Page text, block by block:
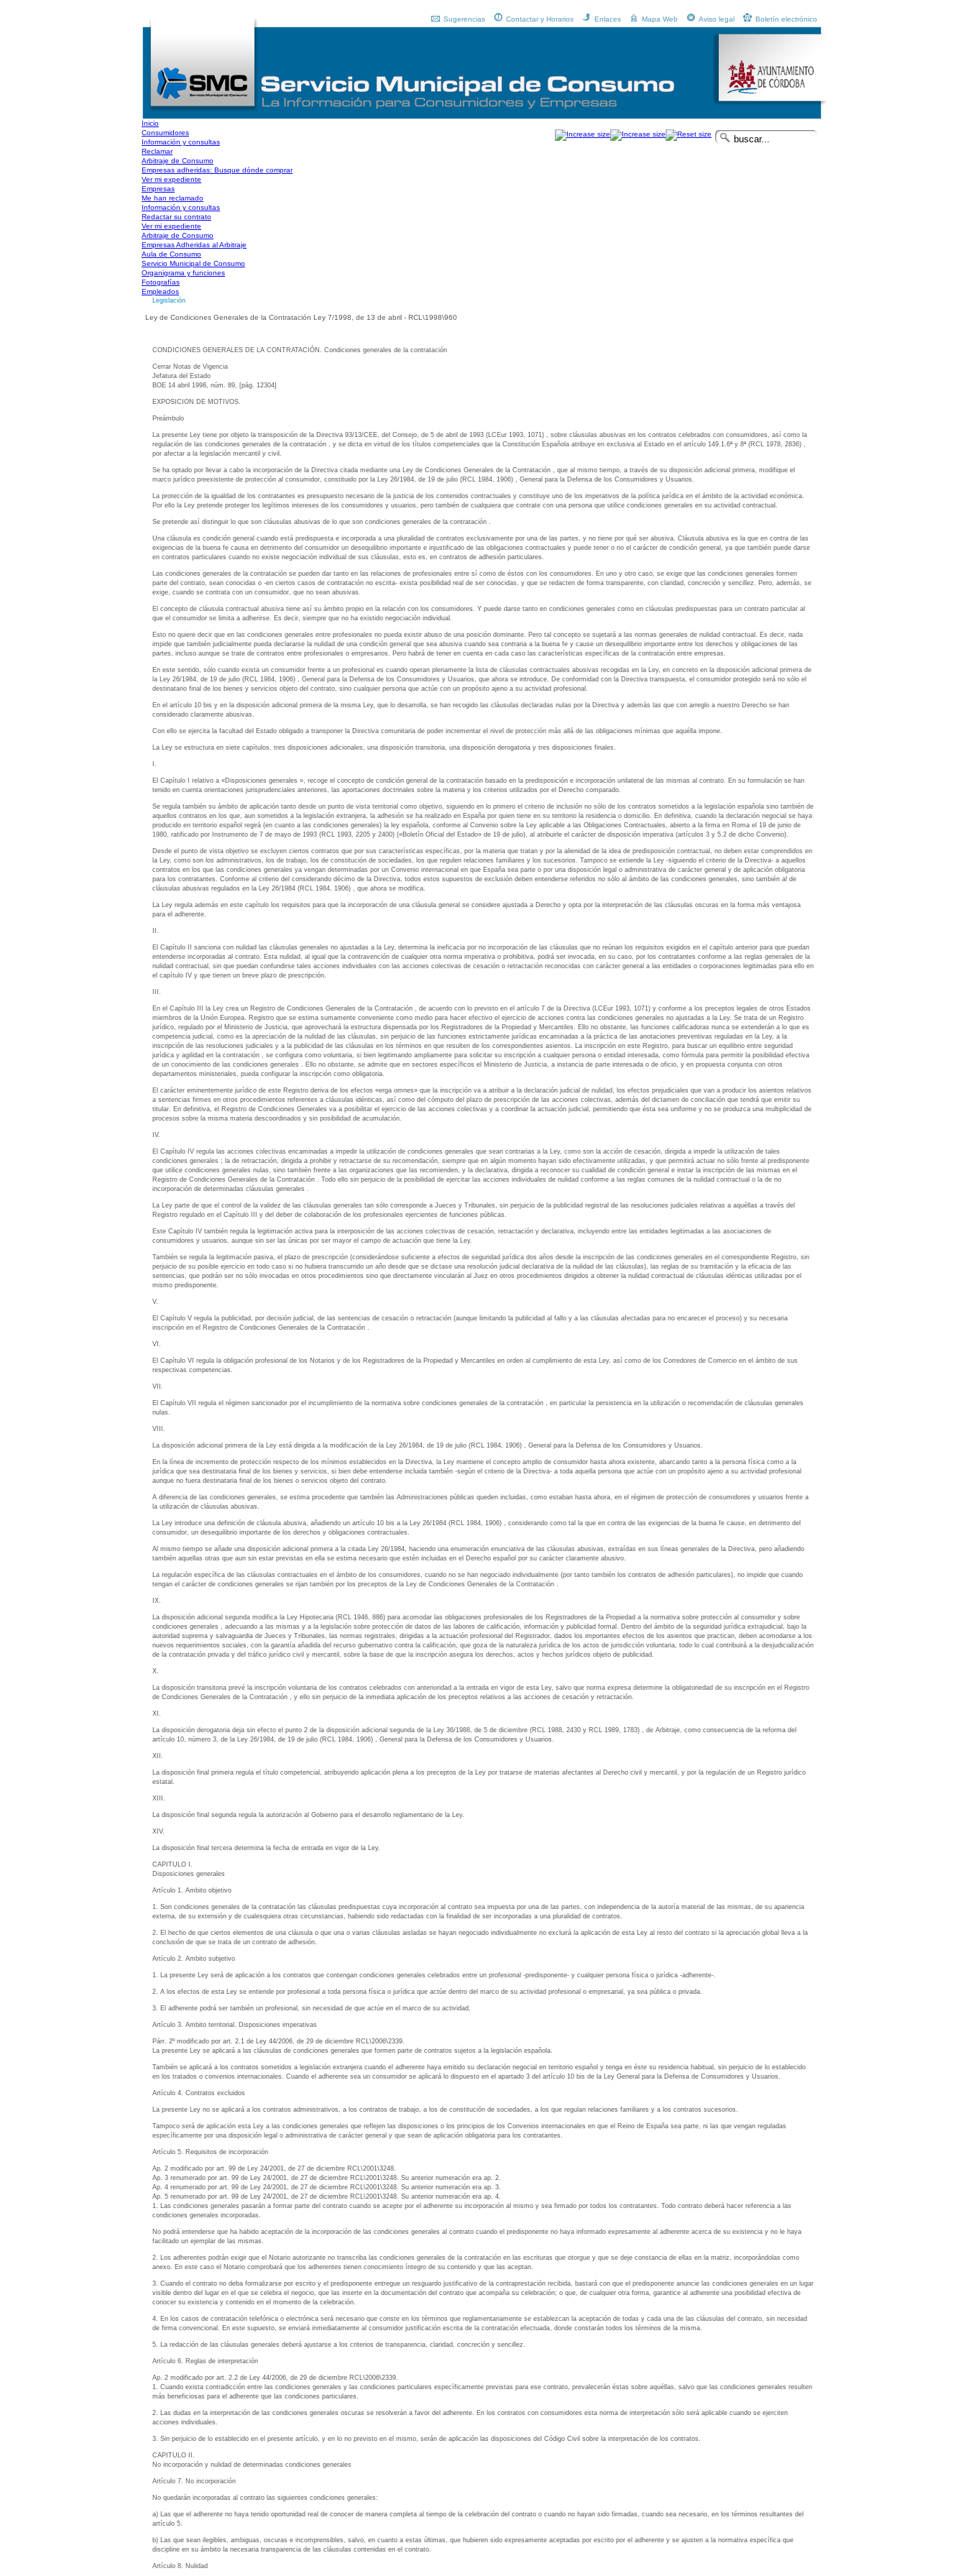
Boletín electrónico
Aviso legal
Mapa Web
Enlaces
Contactar y Horarios
Sugerencias
Inicio
Consumidores
Información y consultas
Reclamar
Arbitraje de Consumo
Empresas adheridas: Busque dónde comprar
Ver mi expediente
Empresas
Me han reclamado
Información y consultas
Redactar su contrato
Ver mi expediente
Arbitraje de Consumo
Empresas Adheridas al Arbitraje
Aula de Consumo
Servicio Municipal de Consumo
Organigrama y funciones
Fotografías
Empleados
Legislación
Ley de Condiciones Generales de la Contratación Ley 7/1998, de 13 de abril - RCL\1998\960
CONDICIONES GENERALES DE LA CONTRATACIÓN. Condiciones generales de la contratación
Cerrar Notas de Vigencia
Jefatura del Estado
BOE 14 abril 1998, núm. 89, [pág. 12304]
EXPOSICION DE MOTIVOS.
Preámbulo
La presente Ley tiene por objeto la transposición de la Directiva 93/13/CEE, del Consejo, de 5 de abril de 1993 (LCEur 1993, 1071) , sobre cláusulas abusivas en los contratos celebrados con consumidores, así como la
regulación de las condiciones generales de la contratación , y se dicta en virtud de los títulos competenciales que la Constitución Española atribuye en exclusiva al Estado en el artículo 149.1.6ª y 8ª (RCL 1978, 2836) ,
por afectar a la legislación mercantil y civil.
Se ha optado por llevar a cabo la incorporación de la Directiva citada mediante una Ley de Condiciones Generales de la Contratación , que al mismo tiempo, a través de su disposición adicional primera, modifique el
marco jurídico preexistente de protección al consumidor, constituido por la Ley 26/1984, de 19 de julio (RCL 1984, 1906) , General para la Defensa de los Consumidores y Usuarios.
La protección de la igualdad de los contratantes es presupuesto necesario de la justicia de los contenidos contractuales y constituye uno de los imperativos de la política jurídica en el ámbito de la actividad económica.
Por ello la Ley pretende proteger los legítimos intereses de los consumidores y usuarios, pero también de cualquiera que contrate con una persona que utilice condiciones generales en su actividad contractual.
Se pretende así distinguir lo que son cláusulas abusivas de lo que son condiciones generales de la contratación .
Una cláusula es condición general cuando está predispuesta e incorporada a una pluralidad de contratos exclusivamente por una de las partes, y no tiene por qué ser abusiva. Cláusula abusiva es la que en contra de las
exigencias de la buena fe causa en detrimento del consumidor un desequilibrio importante e injustificado de las obligaciones contractuales y puede tener o no el carácter de condición general, ya que también puede darse
en contratos particulares cuando no existe negociación individual de sus cláusulas, esto es, en contratos de adhesión particulares.
Las condiciones generales de la contratación se pueden dar tanto en las relaciones de profesionales entre sí como de éstos con los consumidores. En uno y otro caso, se exige que las condiciones generales formen
parte del contrato, sean conocidas o -en ciertos casos de contratación no escrita- exista posibilidad real de ser conocidas, y que se redacten de forma transparente, con claridad, concreción y sencillez. Pero, además, se
exige, cuando se contrata con un consumidor, que no sean abusivas.
El concepto de cláusula contractual abusiva tiene así su ámbito propio en la relación con los consumidores. Y puede darse tanto en condiciones generales como en cláusulas predispuestas para un contrato particular al
que el consumidor se limita a adherirse. Es decir, siempre que no ha existido negociación individual.
Esto no quiere decir que en las condiciones generales entre profesionales no pueda existir abuso de una posición dominante. Pero tal concepto se sujetará a las normas generales de nulidad contractual. Es decir, nada
impide que también judicialmente pueda declararse la nulidad de una condición general que sea abusiva cuando sea contraria a la buena fe y cause un desequilibrio importante entre los derechos y obligaciones de las
partes, incluso aunque se trate de contratos entre profesionales o empresarios. Pero habrá de tener en cuenta en cada caso las características específicas de la contratación entre empresas.
En este sentido, sólo cuando exista un consumidor frente a un profesional es cuando operan plenamente la lista de cláusulas contractuales abusivas recogidas en la Ley, en concreto en la disposición adicional primera de
la Ley 26/1984, de 19 de julio (RCL 1984, 1906) , General para la Defensa de los Consumidores y Usuarios, que ahora se introduce. De conformidad con la Directiva transpuesta, el consumidor protegido será no sólo el
destinatario final de los bienes y servicios objeto del contrato, sino cualquier persona que actúe con un propósito ajeno a su actividad profesional.
En el artículo 10 bis y en la disposición adicional primera de la misma Ley, que lo desarrolla, se han recogido las cláusulas declaradas nulas por la Directiva y además las que con arreglo a nuestro Derecho se han
considerado claramente abusivas.
Con ello se ejercita la facultad del Estado obligado a transponer la Directiva comunitaria de poder incrementar el nivel de protección más allá de las obligaciones mínimas que aquélla impone.
La Ley se estructura en siete capítulos, tres disposiciones adicionales, una disposición transitoria, una disposición derogatoria y tres disposiciones finales.
I.
El Capítulo I relativo a «Disposiciones generales », recoge el concepto de condición general de la contratación basado en la predisposición e incorporación unilateral de las mismas al contrato. En su formulación se han
tenido en cuenta orientaciones jurisprudenciales anteriores, las aportaciones doctrinales sobre la materia y los criterios utilizados por el Derecho comparado.
Se regula también su ámbito de aplicación tanto desde un punto de vista territorial como objetivo, siguiendo en lo primero el criterio de inclusión no sólo de los contratos sometidos a la legislación española sino también de
aquellos contratos en los que, aun sometidos a la legislación extranjera, la adhesión se ha realizado en España por quien tiene en su territorio la residencia o domicilio. En definitiva, cuando la declaración negocial se haya
producido en territorio español regirá (en cuanto a las condiciones generales) la ley española, conforme al Convenio sobre la Ley aplicable a las Obligaciones Contractuales, abierto a la firma en Roma el 19 de junio de
1980, ratificado por Instrumento de 7 de mayo de 1993 (RCL 1993, 2205 y 2400) («Boletín Oficial del Estado» de 19 de julio), al atribuirle el carácter de disposición imperativa (artículos 3 y 5.2 de dicho Convenio).
Desde el punto de vista objetivo se excluyen ciertos contratos que por sus características específicas, por la materia que tratan y por la alienidad de la idea de predisposición contractual, no deben estar comprendidos en
la Ley, como son los administrativos, los de trabajo, los de constitución de sociedades, los que regulen relaciones familiares y los sucesorios. Tampoco se extiende la Ley -siguiendo el criterio de la Directiva- a aquellos
contratos en los que las condiciones generales ya vengan determinadas por un Convenio internacional en que España sea parte o por una disposición legal o administrativa de carácter general y de aplicación obligatoria
para los contratantes. Conforme al criterio del considerando décimo de la Directiva, todos estos supuestos de exclusión deben entenderse referidos no sólo al ámbito de las condiciones generales, sino también al de
cláusulas abusivas regulados en la Ley 26/1984 (RCL 1984, 1906) , que ahora se modifica.
La Ley regula además en este capítulo los requisitos para que la incorporación de una cláusula general se considere ajustada a Derecho y opta por la interpretación de las cláusulas oscuras en la forma más ventajosa
para el adherente.
II.
El Capítulo II sanciona con nulidad las cláusulas generales no ajustadas a la Ley, determina la ineficacia por no incorporación de las cláusulas que no reúnan los requisitos exigidos en el capítulo anterior para que puedan
entenderse incorporadas al contrato. Esta nulidad, al igual que la contravención de cualquier otra norma imperativa o prohibitiva, podrá ser invocada, en su caso, por los contratantes conforme a las reglas generales de la
nulidad contractual, sin que puedan confundirse tales acciones individuales con las acciones colectivas de cesación o retractación reconocidas con carácter general a las entidades o corporaciones legitimadas para ello en
el capítulo IV y que tienen un breve plazo de prescripción.
III.
En el Capítulo III la Ley crea un Registro de Condiciones Generales de la Contratación , de acuerdo con lo previsto en el artículo 7 de la Directiva (LCEur 1993, 1071) y conforme a los preceptos legales de otros Estados
miembros de la Unión Europea. Registro que se estima sumamente conveniente como medio para hacer efectivo el ejercicio de acciones contra las condiciones generales no ajustadas a la Ley. Se trata de un Registro
jurídico, regulado por el Ministerio de Justicia, que aprovechará la estructura dispensada por los Registradores de la Propiedad y Mercantiles. Ello no obstante, las funciones calificadoras nunca se extenderán a lo que es
competencia judicial, como es la apreciación de la nulidad de las cláusulas, sin perjuicio de las funciones estrictamente jurídicas encaminadas a la práctica de las anotaciones preventivas reguladas en la Ley, a la
inscripción de las resoluciones judiciales y a la publicidad de las cláusulas en los términos en que resulten de los correspondientes asientos. La inscripción en este Registro, para buscar un equilibrio entre seguridad
jurídica y agilidad en la contratación , se configura como voluntaria, si bien legitimando ampliamente para solicitar su inscripción a cualquier persona o entidad interesada, como fórmula para permitir la posibilidad efectiva
de un conocimiento de las condiciones generales . Ello no obstante, se admite que en sectores específicos el Ministerio de Justicia, a instancia de parte interesada o de oficio, y en propuesta conjunta con otros
departamentos ministeriales, pueda configurar la inscripción como obligatoria.
El carácter eminentemente jurídico de este Registro deriva de los efectos «erga omnes» que la inscripción va a atribuir a la declaración judicial de nulidad, los efectos prejudiciales que van a producir los asientos relativos
a sentencias firmes en otros procedimientos referentes a cláusulas idénticas, así como del cómputo del plazo de prescripción de las acciones colectivas, además del dictamen de conciliación que tendrá que emitir su
titular. En definitiva, el Registro de Condiciones Generales va a posibilitar el ejercicio de las acciones colectivas y a coordinar la actuación judicial, permitiendo que ésta sea uniforme y no se produzca una multiplicidad de
procesos sobre la misma materia descoordinados y sin posibilidad de acumulación.
IV.
El Capítulo IV regula las acciones colectivas encaminadas a impedir la utilización de condiciones generales que sean contrarias a la Ley, como son la acción de cesación, dirigida a impedir la utilización de tales
condiciones generales ; la de retractación, dirigida a prohibir y retractarse de su recomendación, siempre que en algún momento hayan sido efectivamente utilizadas, y que permitirá actuar no sólo frente al predisponente
que utilice condiciones generales nulas, sino también frente a las organizaciones que las recomienden, y la declarativa, dirigida a reconocer su cualidad de condición general e instar la inscripción de las mismas en el
Registro de Condiciones Generales de la Contratación . Todo ello sin perjuicio de la posibilidad de ejercitar las acciones individuales de nulidad conforme a las reglas comunes de la nulidad contractual o la de no
incorporación de determinadas cláusulas generales .
La Ley parte de que el control de la validez de las cláusulas generales tan sólo corresponde a Jueces y Tribunales, sin perjuicio de la publicidad registral de las resoluciones judiciales relativas a aquéllas a través del
Registro regulado en el Capítulo III y del deber de colaboración de los profesionales ejercientes de funciones públicas.
Este Capítulo IV también regula la legitimación activa para la interposición de las acciones colectivas de cesación, retractación y declarativa, incluyendo entre las entidades legitimadas a las asociaciones de
consumidores y usuarios, aunque sin ser las únicas por ser mayor el campo de actuación que tiene la Ley.
También se regula la legitimación pasiva, el plazo de prescripción (considerándose suficiente a efectos de seguridad jurídica dos años desde la inscripción de las condiciones generales en el correspondiente Registro, sin
perjuicio de su posible ejercicio en todo caso si no hubiera transcurrido un año desde que se dictase una resolución judicial declarativa de la nulidad de las cláusulas), las reglas de su tramitación y la eficacia de las
sentencias, que podrán ser no sólo invocadas en otros procedimientos sino que directamente vincularán al Juez en otros procedimientos dirigidos a obtener la nulidad contractual de cláusulas idénticas utilizadas por el
mismo predisponente.
V.
El Capítulo V regula la publicidad, por decisión judicial, de las sentencias de cesación o retractación (aunque limitando la publicidad al fallo y a las cláusulas afectadas para no encarecer el proceso) y su necesaria
inscripción en el Registro de Condiciones Generales de la Contratación .
VI.
El Capítulo VI regula la obligación profesional de los Notarios y de los Registradores de la Propiedad y Mercantiles en orden al cumplimiento de esta Ley, así como de los Corredores de Comercio en el ámbito de sus
respectivas competencias.
VII.
El Capítulo VII regula el régimen sancionador por el incumplimiento de la normativa sobre condiciones generales de la contratación , en particular la persistencia en la utilización o recomendación de cláusulas generales
nulas.
VIII.
La disposición adicional primera de la Ley está dirigida a la modificación de la Ley 26/1984, de 19 de julio (RCL 1984, 1906) , General para la Defensa de los Consumidores y Usuarios.
En la línea de incremento de protección respecto de los mínimos establecidos en la Directiva, la Ley mantiene el concepto amplio de consumidor hasta ahora existente, abarcando tanto a la persona física como a la
jurídica que sea destinataria final de los bienes y servicios, si bien debe entenderse incluida también -según el criterio de la Directiva- a toda aquella persona que actúe con un propósito ajeno a su actividad profesional
aunque no fuera destinataria final de los bienes o servicios objeto del contrato.
A diferencia de las condiciones generales, se estima procedente que también las Administraciones públicas queden incluidas, como estaban hasta ahora, en el régimen de protección de consumidores y usuarios frente a
la utilización de cláusulas abusivas.
La Ley introduce una definición de cláusula abusiva, añadiendo un artículo 10 bis a la Ley 26/1984 (RCL 1984, 1906) , considerando como tal la que en contra de las exigencias de la buena fe cause, en detrimento del
consumidor, un desequilibrio importante de los derechos y obligaciones contractuales.
Al mismo tiempo se añade una disposición adicional primera a la citada Ley 26/1984, haciendo una enumeración enunciativa de las cláusulas abusivas, extraídas en sus líneas generales de la Directiva, pero añadiendo
también aquellas otras que aun sin estar previstas en ella se estima necesario que estén incluidas en el Derecho español por su carácter claramente abusivo.
La regulación específica de las cláusulas contractuales en el ámbito de los consumidores, cuando no se han negociado individualmente (por tanto también los contratos de adhesión particulares), no impide que cuando
tengan el carácter de condiciones generales se rijan también por los preceptos de la Ley de Condiciones Generales de la Contratación .
IX.
La disposición adicional segunda modifica la Ley Hipotecaria (RCL 1946, 886) para acomodar las obligaciones profesionales de los Registradores de la Propiedad a la normativa sobre protección al consumidor y sobre
condiciones generales , adecuando a las mismas y a la legislación sobre protección de datos de las labores de calificación, información y publicidad formal. Dentro del ámbito de la seguridad jurídica extrajudicial, bajo la
autoridad suprema y salvaguardia de Jueces y Tribunales, las normas registrales, dirigidas a la actuación profesional del Registrador, dados los importantes efectos de los asientos que practican, deben acomodarse a los
nuevos requerimientos sociales, con la garantía añadida del recurso gubernativo contra la calificación, que goza de la naturaleza jurídica de los actos de jurisdicción voluntaria, todo lo cual contribuirá a la desjudicialización
de la contratación privada y del tráfico jurídico civil y mercantil, sobre la base de que la inscripción asegura los derechos, actos y hechos jurídicos objeto de publicidad.
X.
La disposición transitoria prevé la inscripción voluntaria de los contratos celebrados con anterioridad a la entrada en vigor de esta Ley, salvo que norma expresa determine la obligatoriedad de su inscripción en el Registro
de Condiciones Generales de la Contratación , y ello sin perjuicio de la inmediata aplicación de los preceptos relativos a las acciones de cesación y retractación.
XI.
La disposición derogatoria deja sin efecto el punto 2 de la disposición adicional segunda de la Ley 36/1988, de 5 de diciembre (RCL 1988, 2430 y RCL 1989, 1783) , de Arbitraje, como consecuencia de la reforma del
artículo 10, número 3, de la Ley 26/1984, de 19 de julio (RCL 1984, 1906) , General para la Defensa de los Consumidores y Usuarios.
XII.
La disposición final primera regula el título competencial, atribuyendo aplicación plena a los preceptos de la Ley por tratarse de materias afectantes al Derecho civil y mercantil, y por la regulación de un Registro jurídico
estatal.
XIII.
La disposición final segunda regula la autorización al Gobierno para el desarrollo reglamentario de la Ley.
XIV.
La disposición final tercera determina la fecha de entrada en vigor de la Ley.
CAPITULO I.
Disposiciones generales
Artículo 1. Ambito objetivo
1. Son condiciones generales de la contratación las cláusulas predispuestas cuya incorporación al contrato sea impuesta por una de las partes, con independencia de la autoría material de las mismas, de su apariencia
externa, de su extensión y de cualesquiera otras circunstancias, habiendo sido redactadas con la finalidad de ser incorporadas a una pluralidad de contratos.
2. El hecho de que ciertos elementos de una cláusula o que una o varias cláusulas aisladas se hayan negociado individualmente no excluirá la aplicación de esta Ley al resto del contrato si la apreciación global lleva a la
conclusión de que se trata de un contrato de adhesión.
Artículo 2. Ambito subjetivo
1. La presente Ley será de aplicación a los contratos que contengan condiciones generales celebrados entre un profesional -predisponente- y cualquier persona física o jurídica -adherente-.
2. A los efectos de esta Ley se entiende por profesional a toda persona física o jurídica que actúe dentro del marco de su actividad profesional o empresarial, ya sea pública o privada.
3. El adherente podrá ser también un profesional, sin necesidad de que actúe en el marco de su actividad.
Artículo 3. Ambito territorial. Disposiciones imperativas
Párr. 2º modificado por art. 2.1 de Ley 44/2006, de 29 de diciembre RCL\2006\2339.
La presente Ley se aplicará a las cláusulas de condiciones generales que formen parte de contratos sujetos a la legislación española.
También se aplicará a los contratos sometidos a legislación extranjera cuando el adherente haya emitido su declaración negocial en territorio español y tenga en éste su residencia habitual, sin perjuicio de lo establecido
en los tratados o convenios internacionales. Cuando el adherente sea un consumidor se aplicará lo dispuesto en el apartado 3 del artículo 10 bis de la Ley General para la Defensa de Consumidores y Usuarios.
Artículo 4. Contratos excluidos
La presente Ley no se aplicará a los contratos administrativos, a los contratos de trabajo, a los de constitución de sociedades, a los que regulan relaciones familiares y a los contratos sucesorios.
Tampoco será de aplicación esta Ley a las condiciones generales que reflejen las disposiciones o los principios de los Convenios internacionales en que el Reino de España sea parte, ni las que vengan reguladas
específicamente por una disposición legal o administrativa de carácter general y que sean de aplicación obligatoria para los contratantes.
Artículo 5. Requisitos de incorporación
Ap. 2 modificado por art. 99 de Ley 24/2001, de 27 de diciembre RCL\2001\3248.
Ap. 3 renumerado por art. 99 de Ley 24/2001, de 27 de diciembre RCL\2001\3248. Su anterior numeración era ap. 2.
Ap. 4 renumerado por art. 99 de Ley 24/2001, de 27 de diciembre RCL\2001\3248. Su anterior numeración era ap. 3.
Ap. 5 renumerado por art. 99 de Ley 24/2001, de 27 de diciembre RCL\2001\3248. Su anterior numeración era ap. 4.
1. Las condiciones generales pasarán a formar parte del contrato cuando se acepte por el adherente su incorporación al mismo y sea firmado por todos los contratantes. Todo contrato deberá hacer referencia a las
condiciones generales incorporadas.
No podrá entenderse que ha habido aceptación de la incorporación de las condiciones generales al contrato cuando el predisponente no haya informado expresamente al adherente acerca de su existencia y no le haya
facilitado un ejemplar de las mismas.
2. Los adherentes podrán exigir que el Notario autorizante no transcriba las condiciones generales de la contratación en las escrituras que otorgue y que se deje constancia de ellas en la matriz, incorporándolas como
anexo. En este caso el Notario comprobará que los adherentes tienen conocimiento íntegro de su contenido y que las aceptan.
3. Cuando el contrato no deba formalizarse por escrito y el predisponente entregue un resguardo justificativo de la contraprestación recibida, bastará con que el predisponente anuncie las condiciones generales en un lugar
visible dentro del lugar en el que se celebra el negocio, que las inserte en la documentación del contrato que acompaña su celebración; o que, de cualquier otra forma, garantice al adherente una posibilidad efectiva de
conocer su existencia y contenido en el momento de la celebración.
4. En los casos de contratación telefónica o electrónica será necesario que conste en los términos que reglamentariamente se establezcan la aceptación de todas y cada una de las cláusulas del contrato, sin necesidad
de firma convencional. En este supuesto, se enviará inmediatamente al consumidor justificación escrita de la contratación efectuada, donde constarán todos los términos de la misma.
5. La redacción de las cláusulas generales deberá ajustarse a los criterios de transparencia, claridad, concreción y sencillez.
Artículo 6. Reglas de interpretación
Ap. 2 modificado por art. 2.2 de Ley 44/2006, de 29 de diciembre RCL\2006\2339.
1. Cuando exista contradicción entre las condiciones generales y las condiciones particulares específicamente previstas para ese contrato, prevalecerán éstas sobre aquéllas, salvo que las condiciones generales resulten
más beneficiosas para el adherente que las condiciones particulares.
2. Las dudas en la interpretación de las condiciones generales oscuras se resolverán a favor del adherente. En los contratos con consumidores esta norma de interpretación sólo será aplicable cuando se ejerciten
acciones individuales.
3. Sin perjuicio de lo establecido en el presente artículo, y en lo no previsto en el mismo, serán de aplicación las disposiciones del Código Civil sobre la interpretación de los contratos.
CAPITULO II.
No incorporación y nulidad de determinadas condiciones generales
Artículo 7. No incorporación
No quedarán incorporadas al contrato las siguientes condiciones generales:
a) Las que el adherente no haya tenido oportunidad real de conocer de manera completa al tiempo de la celebración del contrato o cuando no hayan sido firmadas, cuando sea necesario, en los términos resultantes del
artículo 5.
b) Las que sean ilegibles, ambiguas, oscuras e incomprensibles, salvo, en cuanto a estas últimas, que hubieren sido expresamente aceptadas por escrito por el adherente y se ajusten a la normativa específica que
discipline en su ámbito la necesaria transparencia de las cláusulas contenidas en el contrato.
Artículo 8. Nulidad